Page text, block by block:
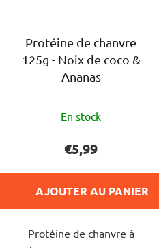
Protéine de chanvre
125g - Noix de coco &
Ananas
moyenne
du
produit
de
sur
En stock
€5,99
AJOUTER AU PANIER
Protéine de chanvre à